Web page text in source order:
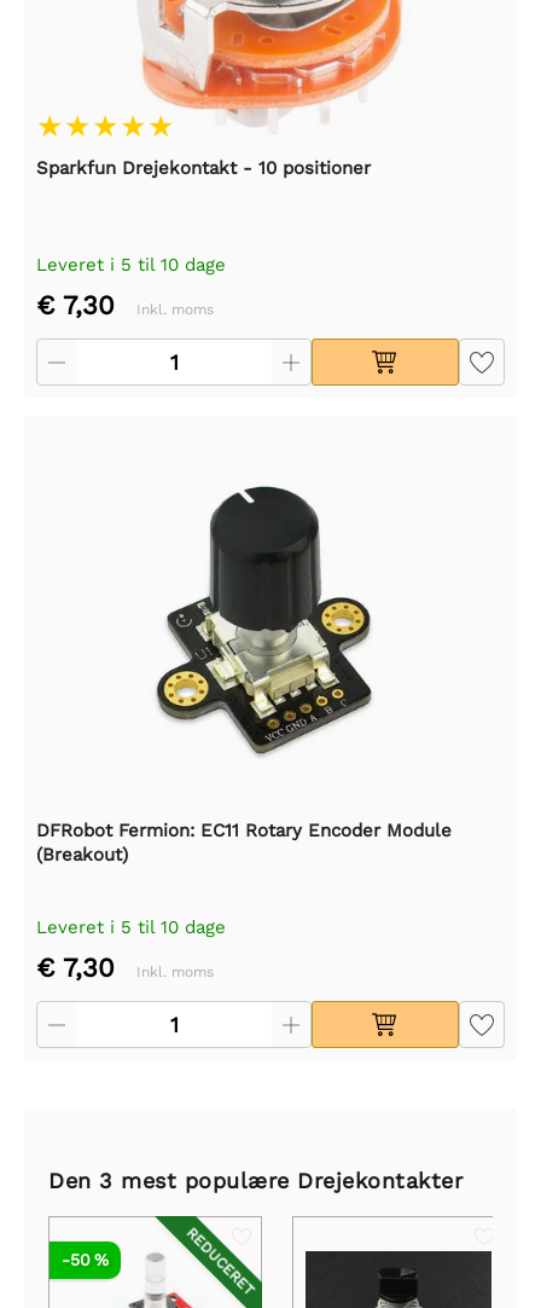
Sparkfun Drejekontakt - 10 positioner
Leveret i 5 til 10 dage
€ 7,30 Inkl. moms
DFRobot Fermion: EC11 Rotary Encoder Module
(Breakout)
Leveret i 5 til 10 dage
€ 7,30 Inkl. moms
Den 3 mest populære Drejekontakter
REDUCERET
-50 %